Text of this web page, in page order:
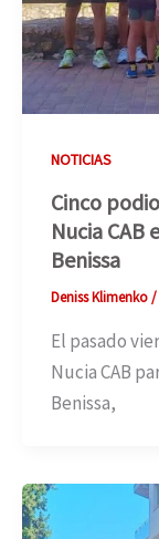
NOTICIAS
Cinco
Nucia CAB
Benissa
Deniss Klimenko/
El pasado
Nucia CAB
Benissa,